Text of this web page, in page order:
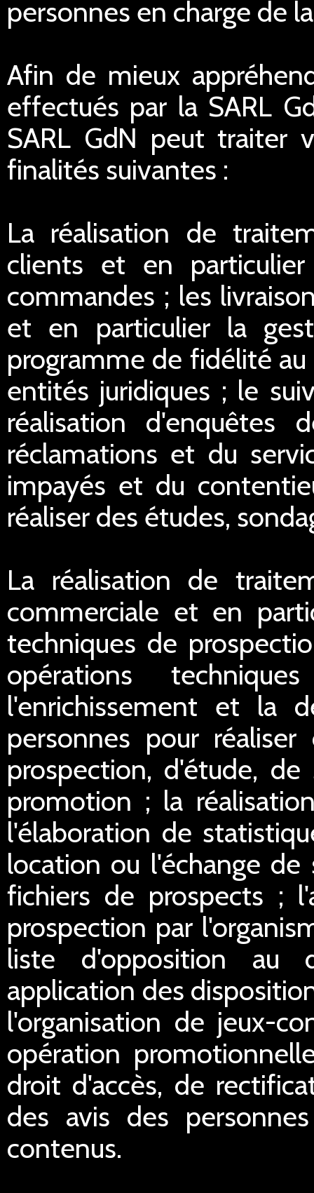
personnes en charge de
Afin de mieux
effectués par la SARL
SARL GdN peut traiter
finalités suivantes :
La réalisation de
clients et en
commandes ; les
et en particulier la
programme de fidélité
entités juridiques ; le
réalisation d'enquêtes
réclamations et du
impayés et du
réaliser des études,
La réalisation de
commerciale et en
techniques de
opérations
l'enrichissement et la
personnes pour
prospection, d'étude,
promotion ; la
l'élaboration de
location ou l'échange
fichiers de prospects ;
prospection par
liste d'opposition au
application des
l'organisation de jeux-
opération
droit d'accès, de
des avis des
contenus.